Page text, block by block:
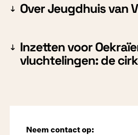
Over Jeugdhuis van
Inzetten voor
vluchtelingen: de
Neem contact op: